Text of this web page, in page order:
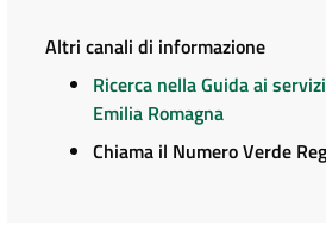
Altri canali di informazione
Ricerca nella Guida ai
Emilia Romagna
Chiama il Numero Verde